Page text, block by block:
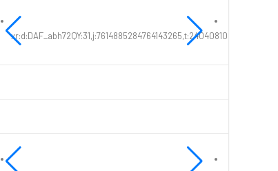
xr:d:DAF_abh72QY:31,j:7614885284764143265,t:24040810